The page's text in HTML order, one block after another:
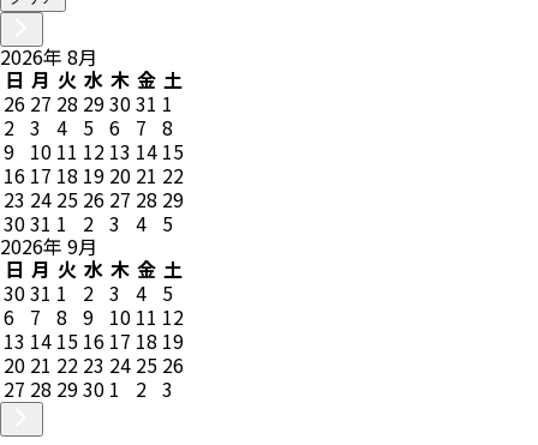
2026年 8月
日 月 火 水 木 金 土
26 27 28 293031 1
2 3 4 5 6 7 8
9 10 11 12 13 14 15
16 17 18 19 20 21 22
23 24 25 26 27 28 29
3031 1 2 3 4 5
2026年 9月
日 月 火 水 木 金 土
3031 1 2 3 4 5
6 7 8 9 10 11 12
13 14 15 16 17 18 19
20 21 22 23 24 25 26
27 28 2930 1 2 3